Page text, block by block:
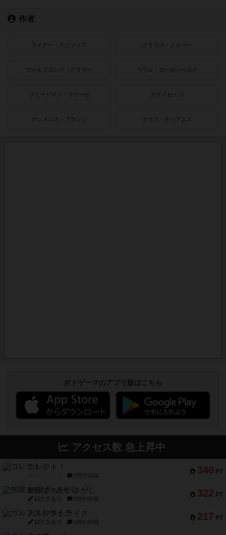
作者
ライナー・クニツィア クラウス・トイバー
ヴォルフガング・クラマー ウヴェ・ローゼンベルク
フリードマン・フリーゼ カナイセイジ
クレメンス・フランツ クリス・キリアムス
ボドゲーマのアプリ版はこちら
アクセス数 急上昇中
340 PT
コレクト！
1件の投稿
322 PT
無限まちがいさがし
紹介文あり 2件の投稿
217 PT
ガルフストライク
紹介文あり 1件の投稿